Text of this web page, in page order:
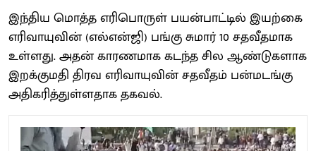
இந்திய மொத்த எரிபொருள் பயன்பாட்டில் இயற்கை
எரிவாயுவின் (எல்என்ஜி) பங்கு சுமார் 10 சதவீதமாக
உள்ளது. அதன் காரணமாக கடந்த சில ஆண்டுகளாக
இறக்குமதி திரவ எரிவாயுவின் சதவீதம் பன்மடங்கு
அதிகரித்துள்ளதாக தகவல்.